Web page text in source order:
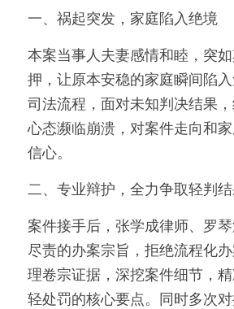
一、祸起突发，家庭陷入绝境
本案当事人夫妻感情和睦，突
押，让原本安稳的家庭瞬间陷
司法流程，面对未知判决结果，
心态濒临崩溃，对案件走向和
信心。
二、专业辩护，全力争取轻判
案件接手后，张学成律师、罗
尽责的办案宗旨，拒绝流程化
理卷宗证据，深挖案件细节，
轻处罚的核心要点。同时多次